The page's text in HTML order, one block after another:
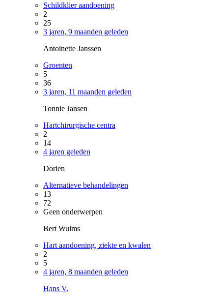
Schildklier aandoening
2
25
3 jaren, 9 maanden geleden
Antoinette Janssen
Groenten
5
36
3 jaren, 11 maanden geleden
Tonnie Jansen
Hartchirurgische centra
2
14
4 jaren geleden
Dorien
Alternatieve behandelingen
13
72
Geen onderwerpen
Bert Wulms
Hart aandoening, ziekte en kwalen
2
5
4 jaren, 8 maanden geleden
Hans V.